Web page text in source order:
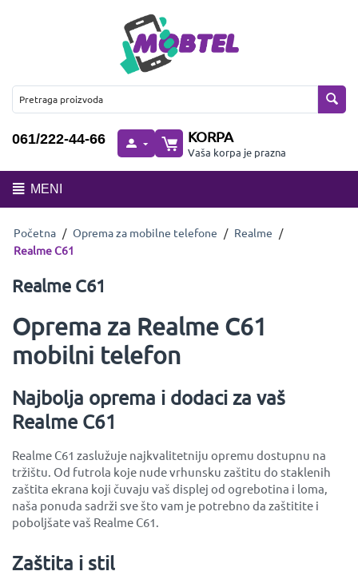
061/222-44-66 KORPA
Vaša korpa je prazna
MENI
Početna / Oprema za mobilne telefone / Realme /
Realme C61
Realme C61
Oprema za Realme C61
mobilni telefon
Najbolja oprema i dodaci za vaš
Realme C61
Realme C61 zaslužuje najkvalitetniju opremu dostupnu na
tržištu. Od futrola koje nude vrhunsku zaštitu do staklenih
zaštita ekrana koji čuvaju vaš displej od ogrebotina i loma,
naša ponuda sadrži sve što vam je potrebno da zaštitite i
poboljšate vaš Realme C61.
Zaštita i stil